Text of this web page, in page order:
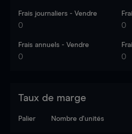
Frais journaliers - Vendre
0 0
Frais annuels - Vendre
0 0
Taux de marge
Palier Nombre d’unités